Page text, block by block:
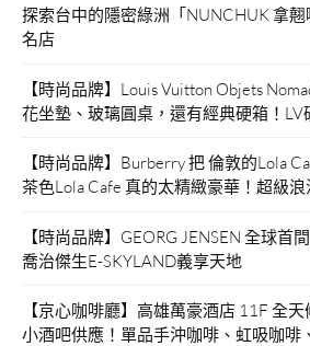
探索台中的隱密綠洲「NUNCHUK 拿
名店
【時尚品牌】Louis Vuitton Objets
花坐墊、玻璃圓桌，還有經典硬箱！LV
【時尚品牌】Burberry 把 倫敦的Lola
茶色Lola Cafe 真的太精緻豪華！超級浪
【時尚品牌】GEORG JENSEN 全球首
喬治傑生E-SKYLAND義享天地
【京心咖啡廳】高雄萬豪酒店 11F 全
小酒吧供應！單品手沖咖啡、虹吸咖啡